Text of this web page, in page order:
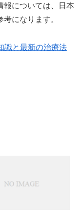
報については、日本
になります。
識と最新の治療法